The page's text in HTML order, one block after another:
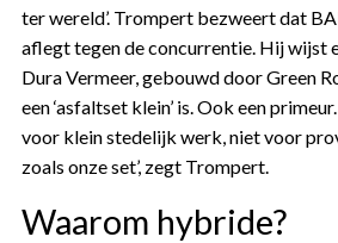
ter wereld’. Trompert bezweert dat
aflegt tegen de concurrentie. Hij wijst
Dura Vermeer, gebouwd door Green
een ‘asfaltset klein’ is. Ook een
voor klein stedelijk werk, niet voor
zoals onze set’, zegt Trompert.
Waarom hybride?